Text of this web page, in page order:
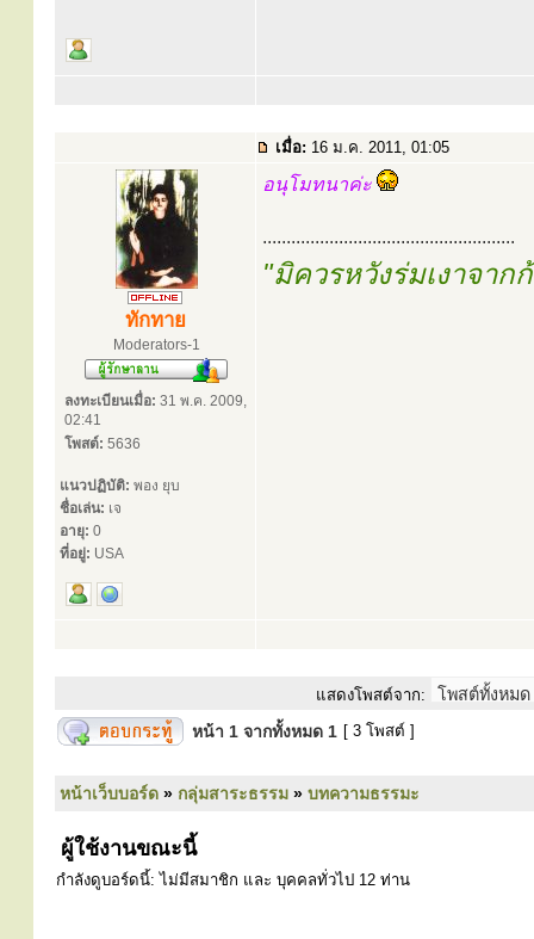
เมื่อ: 16 ม.ค. 2011, 01:05
ทักทาย
Moderators-1
ลงทะเบียนเมื่อ: 31 พ.ค. 2009,
02:41
โพสต์: 5636
แนวปฏิบัติ: พอง ยุบ
ชื่อเล่น: เจ
อายุ: 0
ที่อยู่: USA
อนุโมทนาค่ะ
.....................................................
"มิควรหวังร่มเงาจาก
แสดงโพสต์จาก:
หน้า 1 จากทั้งหมด 1 [ 3 โพสต์ ]
หน้าเว็บบอร์ด » กลุ่มสาระธรรม » บทความธรรมะ
ผู้ใช้งานขณะนี้
กำลังดูบอร์ดนี้: ไม่มีสมาชิก และ บุคคลทั่วไป 12 ท่าน